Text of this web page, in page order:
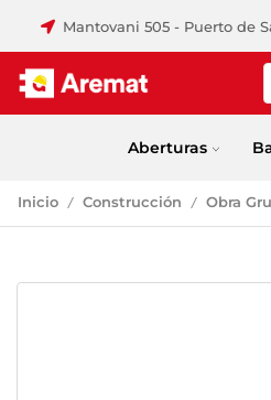
Mantovani 505 - Puerto de
Aberturas
Inicio / Construcción / Obra